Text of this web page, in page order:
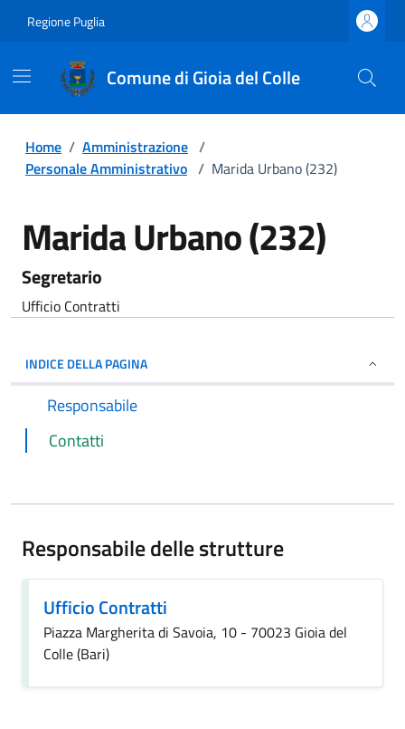
Regione Puglia
Comune di Gioia del Colle
Home / Amministrazione /
Personale Amministrativo / Marida Urbano (232)
Marida Urbano (232)
Segretario
Ufficio Contratti
INDICE DELLA PAGINA
Responsabile
Contatti
Responsabile delle strutture
Ufficio Contratti
Piazza Margherita di Savoia, 10 - 70023 Gioia del
Colle (Bari)